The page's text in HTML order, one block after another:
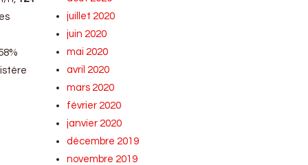
juillet 2020
juin 2020
mai 2020
avril 2020
mars 2020
février 2020
janvier 2020
décembre 2019
novembre 2019